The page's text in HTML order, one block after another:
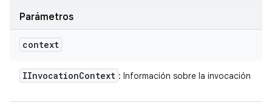
Parámetros
context
IInvocationContext : Información sobre la invocación